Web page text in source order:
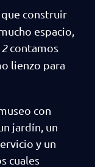
construir
espacio,
contamos
lienzo para
con
jardín, un
y un
cuales